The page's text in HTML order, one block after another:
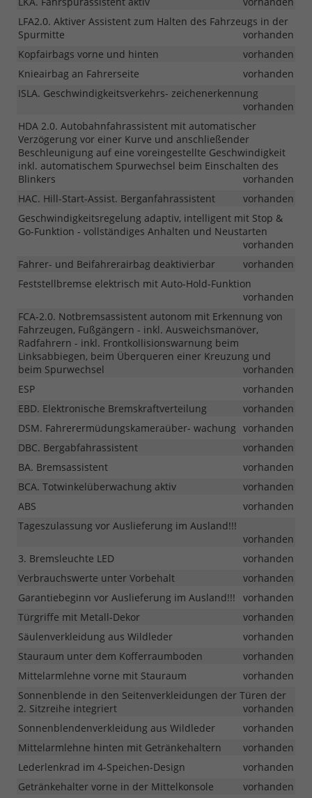
LFA2.0. Aktiver Assistent zum Halten des Fahrzeugs in der
Spurmitte
vorhanden
Kopfairbags vorne und hinten
vorhanden
Knieairbag an Fahrerseite
vorhanden
ISLA. Geschwindigkeitsverkehrs- zeichenerkennung
vorhanden
HDA 2.0. Autobahnfahrassistent mit automatischer
Verzögerung vor einer Kurve und anschließender
Beschleunigung auf eine voreingestellte Geschwindigkeit
inkl. automatischem Spurwechsel beim Einschalten des
Blinkers
vorhanden
HAC. Hill-Start-Assist. Berganfahrassistent
vorhanden
Geschwindigkeitsregelung adaptiv, intelligent mit Stop &
Go-Funktion - vollständiges Anhalten und Neustarten
vorhanden
Fahrer- und Beifahrerairbag deaktivierbar
vorhanden
Feststellbremse elektrisch mit Auto-Hold-Funktion
vorhanden
FCA-2.0. Notbremsassistent autonom mit Erkennung von
Fahrzeugen, Fußgängern - inkl. Ausweichsmanöver,
Radfahrern - inkl. Frontkollisionswarnung beim
Linksabbiegen, beim Überqueren einer Kreuzung und
beim Spurwechsel
vorhanden
ESP
vorhanden
EBD. Elektronische Bremskraftverteilung
vorhanden
DSM. Fahrerermüdungskameraüber- wachung vorhanden
DBC. Bergabfahrassistent
vorhanden
BA. Bremsassistent
vorhanden
BCA. Totwinkelüberwachung aktiv
vorhanden
ABS
vorhanden
Tageszulassung vor Auslieferung im Ausland!!!
vorhanden
3. Bremsleuchte LED
vorhanden
Verbrauchswerte unter Vorbehalt
vorhanden
Garantiebeginn vor Auslieferung im Ausland!!!
vorhanden
Türgriffe mit Metall-Dekor
vorhanden
Säulenverkleidung aus Wildleder
vorhanden
Stauraum unter dem Kofferraumboden
vorhanden
Mittelarmlehne vorne mit Stauraum
vorhanden
Sonnenblende in den Seitenverkleidungen der Türen der
2. Sitzreihe integriert
vorhanden
Sonnenblendenverkleidung aus Wildleder
vorhanden
Mittelarmlehne hinten mit Getränkehaltern
vorhanden
Lederlenkrad im 4-Speichen-Design
vorhanden
Getränkehalter vorne in der Mittelkonsole
vorhanden